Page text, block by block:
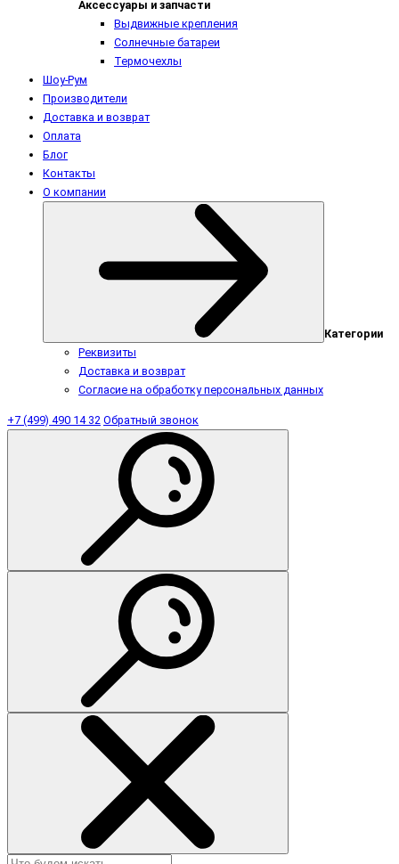
Аксессуары и запчасти
Выдвижные крепления
Солнечные батареи
Термочехлы
Шоу-Рум
Производители
Доставка и возврат
Оплата
Блог
Контакты
О компании
Категории
Реквизиты
Доставка и возврат
Согласие на обработку персональных данных
+7 (499) 490 14 32 Обратный звонок